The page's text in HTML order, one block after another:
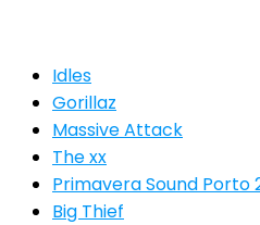
Idles
Gorillaz
Massive Attack
The xx
Primavera Sound Porto
Big Thief